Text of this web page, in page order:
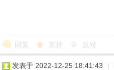
回复 支持 反对
发表于 2022-12-25 18:41:43 |